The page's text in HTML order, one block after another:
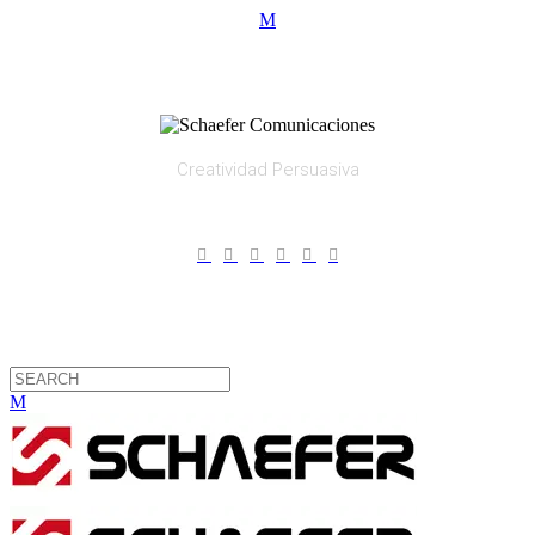
Creatividad Persuasiva